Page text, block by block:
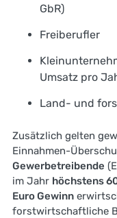
GbR)
Freiberufler
Umsatz pro
Land- und
Zusätzlich gelten
Einnahmen-
Gewerbetreibende
im Jahr höchstens
Euro Gewinn
forstwirtschaftliche